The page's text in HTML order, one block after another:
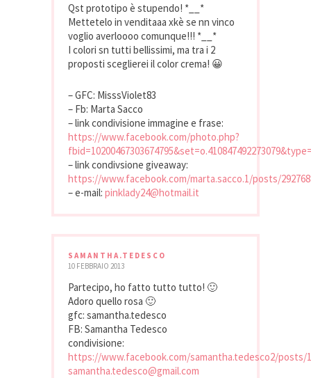
Qst prototipo è stupendo! *__*
Mettetelo in venditaaa xkè se nn vinco
voglio averloooo comunque!!! *__*
I colori sn tutti bellissimi, ma tra i 2
proposti sceglierei il color crema! 😀
– GFC: MisssViolet83
– Fb: Marta Sacco
– link condivisione immagine e frase:
https://www.facebook.com/photo.php?
– link condivsione giveaway:
https://www.facebook.com/marta.sacco.1/posts/
– e-mail: pinklady24@hotmail.it
SAMANTHA.TEDESCO
10 FEBBRAIO 2013
Partecipo, ho fatto tutto tutto! 🙂
Adoro quello rosa 🙂
gfc: samantha.tedesco
FB: Samantha Tedesco
condivisione:
https://www.facebook.com/samantha.tedesco2/posts/
samantha.tedesco@gmail.com